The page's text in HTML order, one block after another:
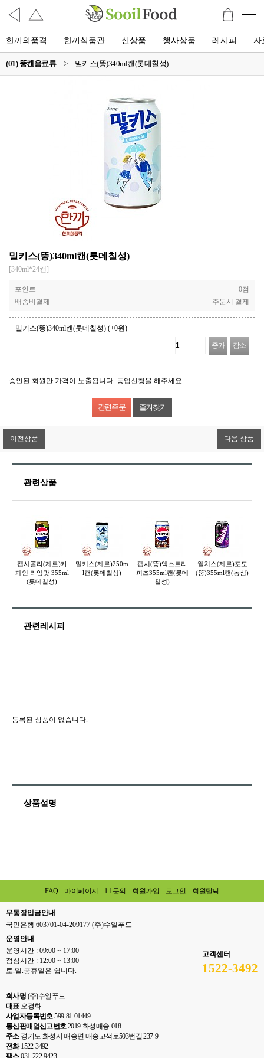
한끼의품격 한끼식품관 신상품 행사상품 레시피 자
(01) 뚱캔음료류 > 밀키스(뚱)340ml캔(롯데칠성)
밀키스(뚱)340ml캔(롯데칠성)
[340ml*24캔]
포인트
0점
배송비결제
주문시 결제
밀키스(뚱)340ml캔(롯데칠성) (+0원)
증가 감소
승인된 회원만 가격이 노출됩니다. 등업신청을 해주세요
즐겨찾기
이전상품 다음 상품
관련상품
펩시콜라(제로)카
페인 라임맛 355ml
(롯데칠성)
밀키스(제로)250m
l캔(롯데칠성)
펩시(뚱)엑스트라
피즈355ml캔(롯데
칠성)
웰치스(제로)포도
(뚱)355ml캔(농심)
관련레시피
등록된 상품이 없습니다.
상품설명
FAQ 마이페이지 1:1문의 회원가입 로그인 회원탈퇴
무통장입금안내
국민은행 603701-04-209177 (주)수일푸드
운영안내
운영시간 : 09:00 ~ 17:00
점심시간 : 12:00 ~ 13:00
토.일.공휴일은 쉽니다.
고객센터
1522-3492
회사명 (주)수일푸드
대표오경화
사업자등록번호599-81-01449
통신판매업신고번호2019-화성매송-018
주소경기도 화성시 매송면 매송고색로503번길 237-9
전화1522-3492
팩스031-222-9423